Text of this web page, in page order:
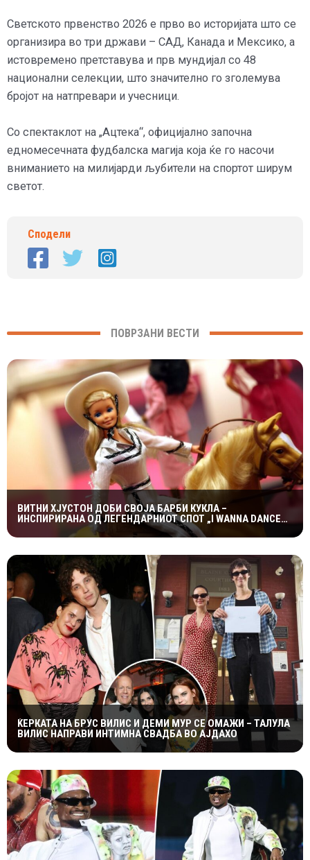
Светското првенство 2026 е прво во историјата што се
организира во три држави – САД, Канада и Мексико, а
истовремено претставува и прв мундијал со 48
национални селекции, што значително го зголемува
бројот на натпревари и учесници.
Со спектаклот на „Ацтека“, официјално започна
едномесечната фудбалска магија која ќе го насочи
вниманието на милијарди љубители на спортот ширум
светот.
Сподели
ПОВРЗАНИ ВЕСТИ
ВИТНИ ХЈУСТОН ДОБИ СВОЈА БАРБИ КУКЛА –
ИНСПИРИРАНА ОД ЛЕГЕНДАРНИОТ СПОТ „I WANNA DANCE
WITH SOMEBODY“
ЌЕРКАТА НА БРУС ВИЛИС И ДЕМИ МУР СЕ ОМАЖИ – ТАЛУЛА
ВИЛИС НАПРАВИ ИНТИМНА СВАДБА ВО АЈДАХО